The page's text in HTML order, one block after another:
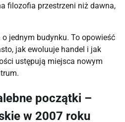
filozofia przestrzeni niż dawna,
o jednym budynku. To opowieść
jak ewoluuje handel i jak
ustępują miejsca nowym
początki –
w 2007 roku